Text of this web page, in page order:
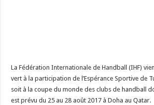
La Fédération Internationale de Handball (IHF)
vert à la participation de l’Espérance Sportive de
soit à la coupe du monde des clubs de handball
est prévu du 25 au 28 août 2017 à Doha au Qatar.